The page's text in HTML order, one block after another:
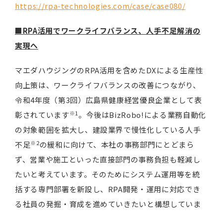
https://rpa-technologies.com/case/case080/
■RPA活用でワークライフバランス、人手不足解消の
実現へ
マエダハウジングのRPA活用を含めたDXによる生産性
向上策は、ワークライフバランスの改善につながり、
令和4年度（第3回）広島県健康経営優良企業として表
彰されています※1 。今後はBizRobo!による業務自動化
の対象範囲を拡大し、建設業界で慢性化している人手
不足※2の緩和に向けて、本社の事務部門にとどまら
ず、営業や施工といった直接部門の事務負担も軽減し
たいと考えています。そのためにシステム運用等を統
括する専門部署を新設し、RPA開発・運用に対応でき
る社員の発掘・育成を進めていきたいと構想していま